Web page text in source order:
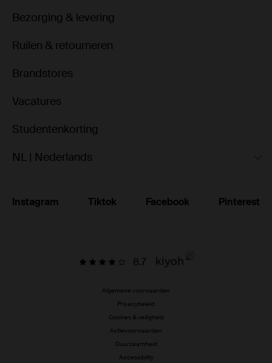
Bezorging & levering
Ruilen & retourneren
Brandstores
Vacatures
Studentenkorting
NL | Nederlands
Instagram Tiktok Facebook Pinterest
8.7
Algemene voorwaarden
Privacybeleid
Cookies & veiligheid
Actievoorwaarden
Duurzaamheid
Accessibility